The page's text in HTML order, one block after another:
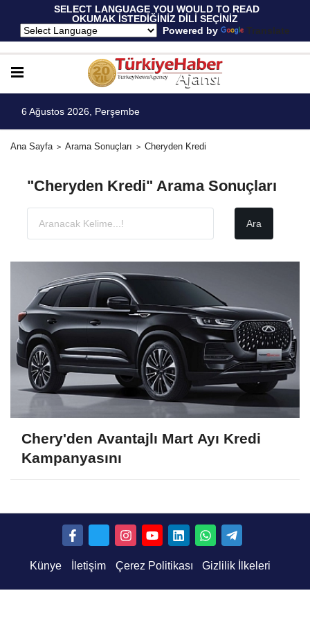
SELECT LANGUAGE YOU WOULD TO READ
OKUMAK İSTEDİĞİNİZ DİLİ SEÇİNİZ
Powered by
Translate
6 Ağustos 2026, Perşembe
Ana Sayfa Arama Sonuçları Cheryden Kredi
"Cheryden Kredi" Arama Sonuçları
Chery'den Avantajlı Mart Ayı Kredi
Kampanyasını
Künye İletişim Çerez Politikası Gizlilik İlkeleri